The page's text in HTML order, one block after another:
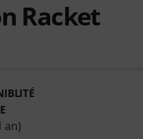
Racket
an)